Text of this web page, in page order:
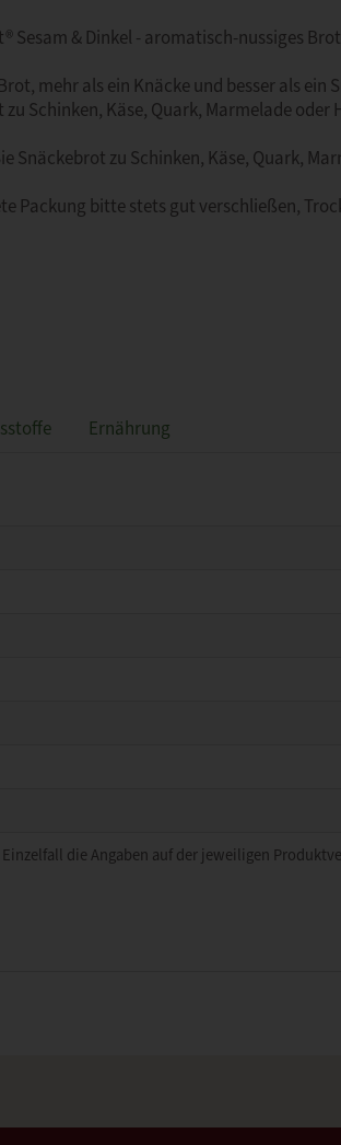
Sesam & Dinkel - aromatisch-nussiges
mehr als ein Knäcke und besser als ein
Schinken, Käse, Quark, Marmelade oder
Snäckebrot zu Schinken, Käse, Quark,
Packung bitte stets gut verschließen,
Ernährung
die Angaben auf der jeweiligen